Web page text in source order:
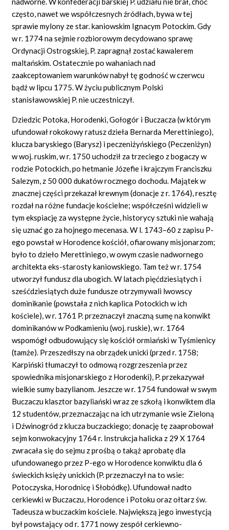
często, nawet we współczesnych źródłach, bywa w tej
sprawie mylony ze star. kaniowskim Ignacym Potockim. Gdy
w r. 1774 na sejmie rozbiorowym decydowano sprawę
Ordynacji Ostrogskiej, P. zapragnął zostać kawalerem
maltańskim. Ostatecznie po wahaniach nad
zaakceptowaniem warunków nabył tę godność w czerwcu
bądź w lipcu 1775. W życiu publicznym Polski
stanisławowskiej P. nie uczestniczył.
Dziedzic Potoka, Horodenki, Gołogór i Buczacza (w którym
ufundował rokokowy ratusz dzieła Bernarda Merettiniego),
klucza baryskiego (Barysz) i peczeniżyńskiego (Peczeniżyn)
w woj. ruskim, w r. 1750 uchodził za trzeciego z bogaczy w
rodzie Potockich, po hetmanie Józefie i krajczym Franciszku
Salezym, z 50 000 dukatów rocznego dochodu. Majątek w
znacznej części przekazał krewnym (donacje z r. 1764), resztę
rozdał na różne fundacje kościelne; współcześni widzieli w
tym ekspiację za występne życie, historycy sztuki nie wahają
się uznać go za hojnego mecenasa. W l. 1743–60 z zapisu P-
ego powstał w Horodence kościół, ofiarowany misjonarzom;
było to dzieło Merettiniego, w owym czasie nadwornego
architekta eks-starosty kaniowskiego. Tam też w r. 1754
utworzył fundusz dla ubogich. W latach pięćdziesiątych i
sześćdziesiątych duże fundusze otrzymywali lwowscy
dominikanie (powstała z nich kaplica Potockich w ich
kościele), w r. 1761 P. przeznaczył znaczną sumę na konwikt
dominikanów w Podkamieniu (woj. ruskie), w r. 1764
wspomógł odbudowujący się kościół ormiański w Tyśmienicy
(tamże). Przeszedłszy na obrządek unicki (przed r. 1758;
Karpiński tłumaczył to odmową rozgrzeszenia przez
spowiednika misjonarskiego z Horodenki), P. przekazywał
wielkie sumy bazylianom. Jeszcze w r. 1754 fundował w swym
Buczaczu klasztor bazyliański wraz ze szkołą i konwiktem dla
12 studentów, przeznaczając na ich utrzymanie wsie Zieloną
i Dźwinogród z klucza buczackiego; donację tę zaaprobował
sejm konwokacyjny 1764 r. Instrukcja halicka z 29 X 1764
zwracała się do sejmu z prośbą o takąż aprobatę dla
ufundowanego przez P-ego w Horodence konwiktu dla 6
świeckich księży unickich (P. przeznaczył na to wsie:
Potoczyska, Horodnicę i Słobódkę). Ufundował nadto
cerkiewki w Buczaczu, Horodence i Potoku oraz ołtarz św.
Tadeusza w buczackim kościele. Największą jego inwestycją
był powstający od r. 1771 nowy zespół cerkiewno-